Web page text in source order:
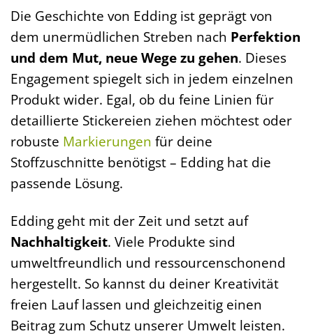
Die Geschichte von Edding ist geprägt von
dem unermüdlichen Streben nach Perfektion
und dem Mut, neue Wege zu gehen. Dieses
Engagement spiegelt sich in jedem einzelnen
Produkt wider. Egal, ob du feine Linien für
detaillierte Stickereien ziehen möchtest oder
robuste Markierungen für deine
Stoffzuschnitte benötigst – Edding hat die
passende Lösung.
Edding geht mit der Zeit und setzt auf
Nachhaltigkeit. Viele Produkte sind
umweltfreundlich und ressourcenschonend
hergestellt. So kannst du deiner Kreativität
freien Lauf lassen und gleichzeitig einen
Beitrag zum Schutz unserer Umwelt leisten.